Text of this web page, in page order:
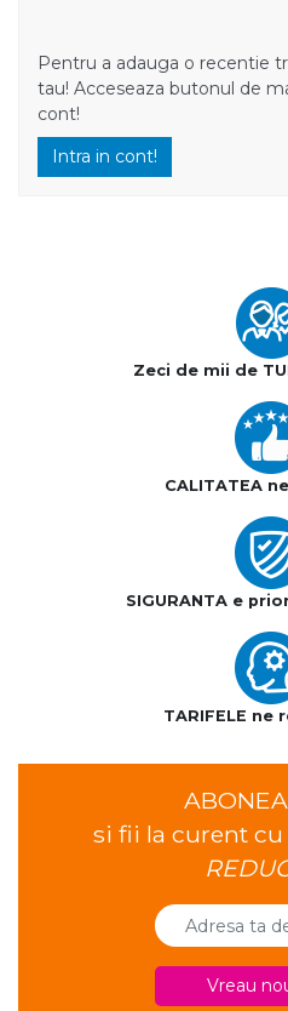
Pentru a adauga o recentie
tau! Acceseaza butonul de
cont!
Intra in cont!
Zeci de mii de
CALITATEA
SIGURANTA e
TARIFELE ne
si fii la curent
Vreau